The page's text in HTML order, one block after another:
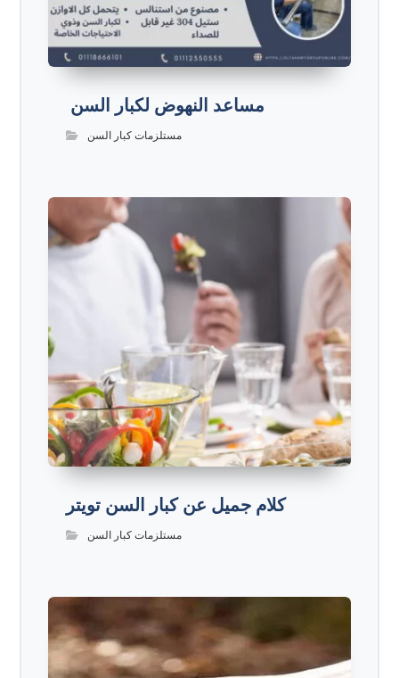
مساعد النهوض لكبار السن
مستلزمات كبار السن
كلام جميل عن كبار السن تويتر
مستلزمات كبار السن